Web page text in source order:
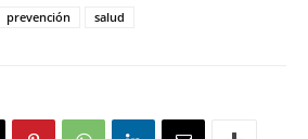
prevención salud